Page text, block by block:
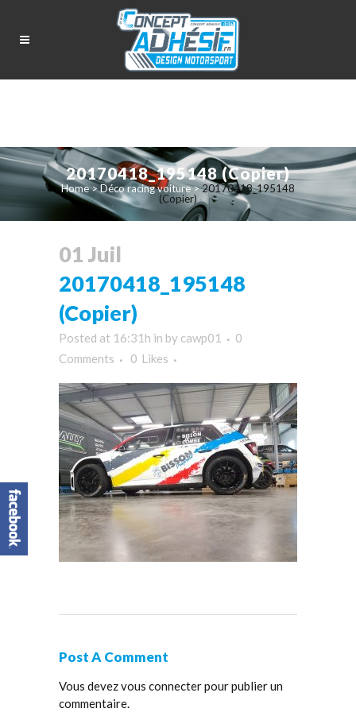
20170418_195148 (Copier)
Home>Déco racing voiture>20170418_195148
(Copier)
01 Juil
20170418_195148
(Copier)
Posted at 16:31h in by cawp01
0
Comments
0 Likes
Post A Comment
Vous devezvous connecterpour publier un
commentaire.